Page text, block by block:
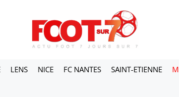
LENS NICE FC NANTES SAINT-ETIENNE